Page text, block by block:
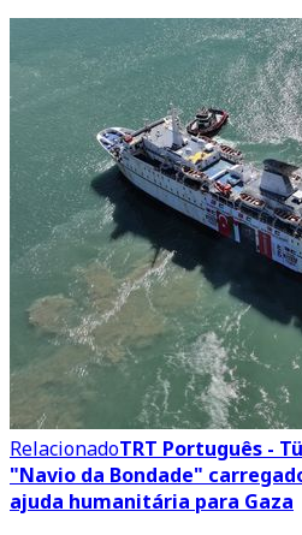
RelacionadoTRT Português -
"Navio da Bondade"
ajuda humanitária para Gaza